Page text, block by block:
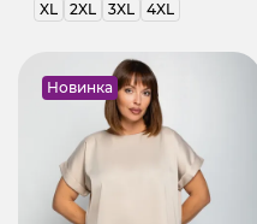
XL
2XL 3XL 4XL
Новинка